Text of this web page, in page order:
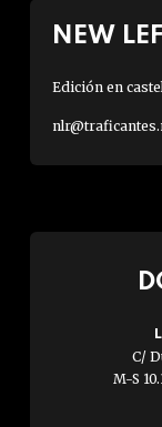
NEW
Edición en
C/
M-S